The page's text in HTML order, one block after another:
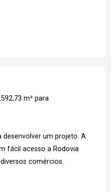
m² para
desenvolver um projeto. A
fácil acesso a Rodovia
comércios.